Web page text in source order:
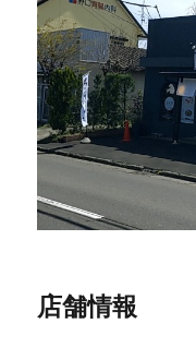
店舗情報